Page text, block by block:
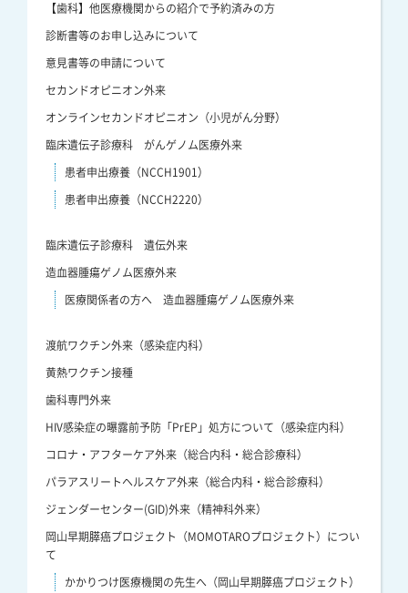
【歯科】他医療機関からの紹介で予約済みの方
診断書等のお申し込みについて
意見書等の申請について
セカンドオピニオン外来
オンラインセカンドオピニオン（小児がん分野）
臨床遺伝子診療科 がんゲノム医療外来
患者申出療養（NCCH1901）
患者申出療養（NCCH2220）
臨床遺伝子診療科 遺伝外来
造血器腫瘍ゲノム医療外来
医療関係者の方へ 造血器腫瘍ゲノム医療外来
渡航ワクチン外来（感染症内科）
黄熱ワクチン接種
歯科専門外来
HIV感染症の曝露前予防「PrEP」処方について（感染症内科）
コロナ・アフターケア外来（総合内科・総合診療科）
パラアスリートヘルスケア外来（総合内科・総合診療科）
ジェンダーセンター(GID)外来（精神科外来）
岡山早期膵癌プロジェクト（MOMOTAROプロジェクト）につい
て
かかりつけ医療機関の先生へ（岡山早期膵癌プロジェクト）